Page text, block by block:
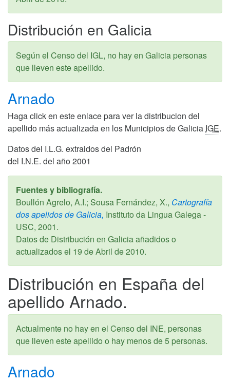
Distribución en Galicia
Según el Censo del IGL, no hay en Galicia personas
que lleven este apellido.
Arnado
Haga click en este enlace para ver la distribucion del
apellido más actualizada en los Municipios de Galicia IGE.
Datos del I.L.G. extraidos del Padrón
del I.N.E. del año 2001
Fuentes y bibliografía.
Boullón Agrelo, A.I.; Sousa Fernández, X., Cartografía
dos apelidos de Galicia, Instituto da Lingua Galega -
USC, 2001.
Datos de Distribución en Galicia añadidos o
actualizados el 19 de Abril de 2010.
Distribución en España del
apellido Arnado.
Actualmente no hay en el Censo del INE, personas
que lleven este apellido o hay menos de 5 personas.
Arnado